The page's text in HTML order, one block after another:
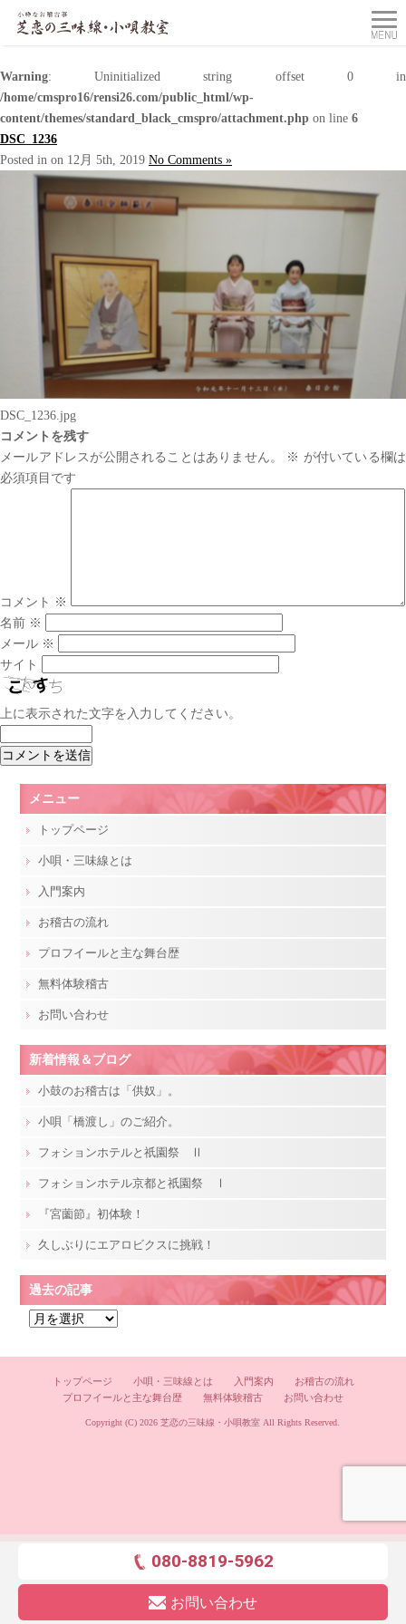
Warning: Uninitialized string offset 0 in
/home/cmspro16/rensi26.com/public_html/wp-
content/themes/standard_black_cmspro/attachment.php on line 6
DSC_1236
Posted in on 12月 5th, 2019 No Comments »
DSC_1236.jpg
コメントを残す
メールアドレスが公開されることはありません。
※ が付いている欄は
必須項目です
コメント ※
名前 ※
メール ※
サイト
上に表示された文字を入力してください。
メニュー
トップページ
小唄・三味線とは
入門案内
お稽古の流れ
プロフイールと主な舞台歴
無料体験稽古
お問い合わせ
新着情報＆ブログ
小鼓のお稽古は「供奴」。
小唄「橋渡し」のご紹介。
フォションホテルと祇園祭 Ⅱ
フォションホテル京都と祇園祭 Ⅰ
『宮薗節』初体験！
久しぶりにエアロビクスに挑戦！
過去の記事
の
トップページ 小唄・三味線とは 入門案内
お稽古の流れ
プロフイールと主な舞台歴
無料体験稽古 お問い合わせ
Copyright (C) 2026 芝恋の三味線・小唄教室All Rights Reserved.
080-8819-5962
お問い合わせ